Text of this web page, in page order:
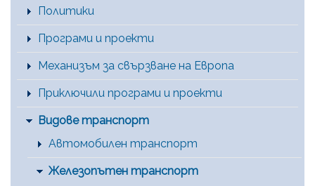
Политики
Програми и проекти
Механизъм за свързване на Европа
Приключили програми и проекти
Видове транспорт
Автомобилен транспорт
Железопътен транспорт